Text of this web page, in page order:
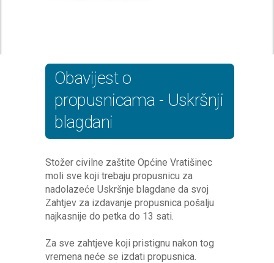
Obavijest o
propusnicama - Uskršnji
blagdani
Stožer civilne zaštite Općine Vratišinec
moli sve koji trebaju propusnicu za
nadolazeće Uskršnje blagdane da svoj
Zahtjev za izdavanje propusnica pošalju
najkasnije do petka do 13 sati.
Za sve zahtjeve koji pristignu nakon tog
vremena neće se izdati propusnica.